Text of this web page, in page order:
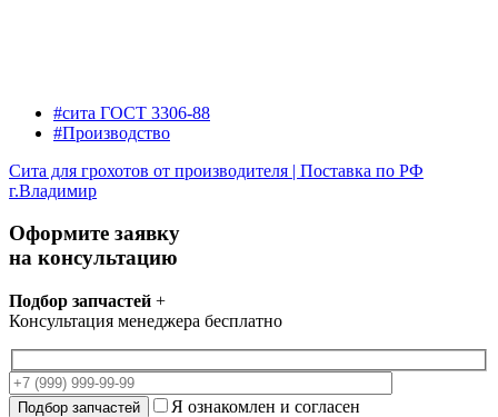
#сита ГОСТ 3306-88
#Производство
Сита для грохотов от производителя | Поставка по РФ
г.Владимир
Оформите заявку
на консультацию
Подбор запчастей +
Консультация менеджера бесплатно
Я ознакомлен и согласен